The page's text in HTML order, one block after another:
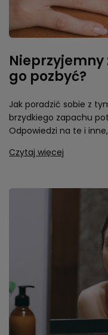
go pozbyć?
Jak poradzić sobie z
brzydkiego zapachu
Odpowiedzi na te i
Czytaj więcej